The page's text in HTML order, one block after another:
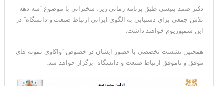
دکتر صمد بنیسی طبق برنامه زمانی زیر، سخنرانی با موضوع “سه دهه
تلاش جمعی برای دستیابی به الگوی ایرانی ارتباط صنعت و دانشگاه” در
این سمپوزیوم خواهند داشت.
همچنین نشست تخصصی با حضور ایشان در خصوص “واکاوی نمونه های
موفق و ناموفق ارتباط صنعت و دانشگاه” برگزار خواهد شد.